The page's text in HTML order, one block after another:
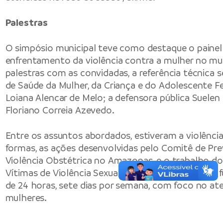
Palestras
O simpósio municipal teve como destaque o painel
enfrentamento da violência contra a mulher no
palestras com as convidadas, a referência
de Saúde da Mulher, da Criança e do Adolescente
Loiana Alencar de Melo; a defensora pública
Floriano Correia Azevedo.
Entre os assuntos abordados, estiveram a
formas, as ações desenvolvidas pelo Comitê de
Violência Obstétrica no Amazonas, e o trabalho
Vítimas de Violência Sexual (Savvis) da Semsa,
de 24 horas, sete dias por semana, com foco no
mulheres.